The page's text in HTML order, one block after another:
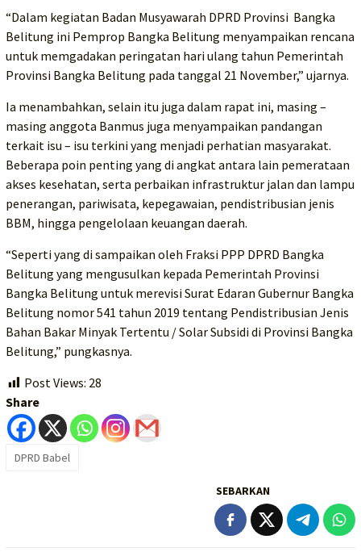
“Dalam kegiatan Badan Musyawarah DPRD Provinsi Bangka
Belitung ini Pemprop Bangka Belitung menyampaikan rencana
untuk memgadakan peringatan hari ulang tahun Pemerintah
Provinsi Bangka Belitung pada tanggal 21 November,” ujarnya.
Ia menambahkan, selain itu juga dalam rapat ini, masing –
masing anggota Banmus juga menyampaikan pandangan
terkait isu – isu terkini yang menjadi perhatian masyarakat.
Beberapa poin penting yang di angkat antara lain pemerataan
akses kesehatan, serta perbaikan infrastruktur jalan dan lampu
penerangan, pariwisata, kepegawaian, pendistribusian jenis
BBM, hingga pengelolaan keuangan daerah.
“Seperti yang di sampaikan oleh Fraksi PPP DPRD Bangka
Belitung yang mengusulkan kepada Pemerintah Provinsi
Bangka Belitung untuk merevisi Surat Edaran Gubernur Bangka
Belitung nomor 541 tahun 2019 tentang Pendistribusian Jenis
Bahan Bakar Minyak Tertentu / Solar Subsidi di Provinsi Bangka
Belitung,” pungkasnya.
Post Views: 28
Share
DPRD Babel
SEBARKAN